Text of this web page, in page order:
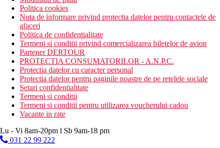
Politica cookies
Nota de informare privind protectia datelor pentru contactele de
afaceri
Politica de confidentialitate
Termeni si conditii privind comercializarea biletelor de avion
Partener DERTOUR
PROTECTIA CONSUMATORILOR - A.N.P.C.
Protectia datelor cu caracter personal
Protectia datelor pentru paginile noastre de pe retelele sociale
Setari confidentialitate
Termeni si conditii
Termeni si conditii pentru utilizarea voucherului cadou
Vacante in rate
Lu - Vi 8am-20pm l Sb 9am-18 pm
031 22 99 222